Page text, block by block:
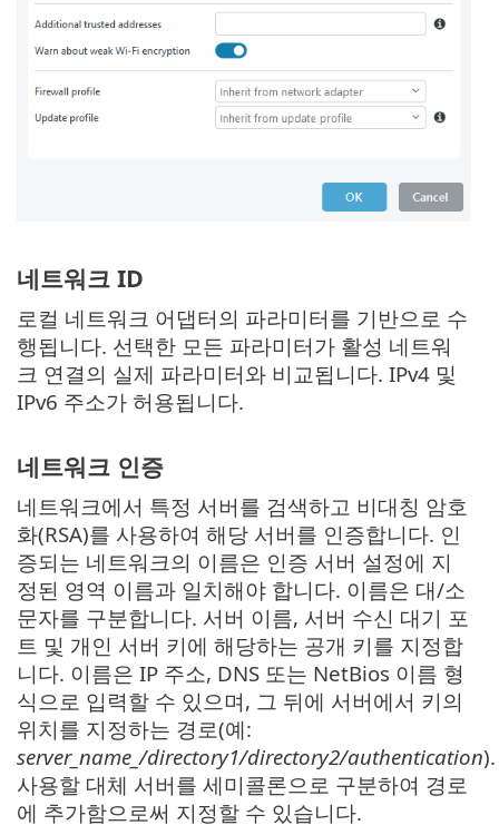
네트워크 ID
로컬 네트워크 어댑터의 파라미터를 기반으로 수
행됩니다. 선택한 모든 파라미터가 활성 네트워
크 연결의 실제 파라미터와 비교됩니다. IPv4 및
IPv6 주소가 허용됩니다.
네트워크 인증
네트워크에서 특정 서버를 검색하고 비대칭 암호
화(RSA)를 사용하여 해당 서버를 인증합니다. 인
증되는 네트워크의 이름은 인증 서버 설정에 지
정된 영역 이름과 일치해야 합니다. 이름은 대/소
문자를 구분합니다. 서버 이름, 서버 수신 대기 포
트 및 개인 서버 키에 해당하는 공개 키를 지정합
니다. 이름은 IP 주소, DNS 또는 NetBios 이름 형
식으로 입력할 수 있으며, 그 뒤에 서버에서 키의
위치를 지정하는 경로(예:
server_name_/directory1/directory2/authentication).
사용할 대체 서버를 세미콜론으로 구분하여 경로
에 추가함으로써 지정할 수 있습니다.